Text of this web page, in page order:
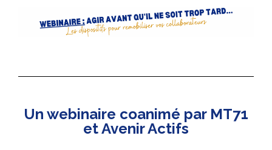
Un webinaire coanimé par MT71
et Avenir Actifs